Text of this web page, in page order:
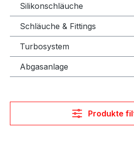
Silikonschläuche
Schläuche & Fittings
Turbosystem
Abgasanlage
Produkte